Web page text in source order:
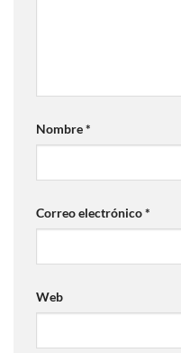
Nombre*
Correo electrónico*
Web